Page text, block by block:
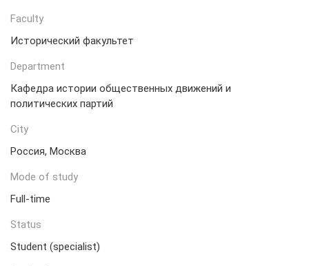
Faculty
Исторический факультет
Department
Кафедра истории общественных движений и
политических партий
City
Россия, Москва
Mode of study
Full-time
Status
Student (specialist)